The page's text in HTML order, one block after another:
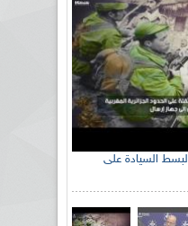
الإذاعة الجزائرية تحي الذكرى 59 لبسط السيادة على